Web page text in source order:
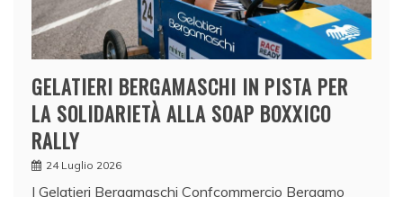
GELATIERI BERGAMASCHI IN PISTA PER
LA SOLIDARIETÀ ALLA SOAP BOXXICO
RALLY
24 Luglio 2026
I Gelatieri Bergamaschi Confcommercio Bergamo